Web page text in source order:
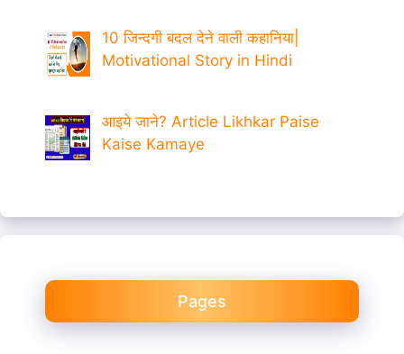
10 जिन्दगी बदल देने वाली कहानिया|
Motivational Story in Hindi
आइये जाने? Article Likhkar Paise
Kaise Kamaye
Pages